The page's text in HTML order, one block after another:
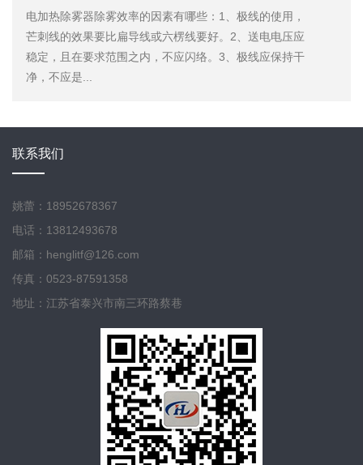
电加热除雾器除雾效率的因素有哪些：1、极线的使用，
芒刺线的效果要比扁导线或六楞线要好。2、送电电压应
稳定，且在要求范围之内，不应闪络。3、极线应保持干
净，不应是...
联系我们
姚蕾：18952678367
电话：13812493678
邮箱：henglitf@126.com
传真：0523-87591358
地址：江苏省泰兴市南三环路蔡巷